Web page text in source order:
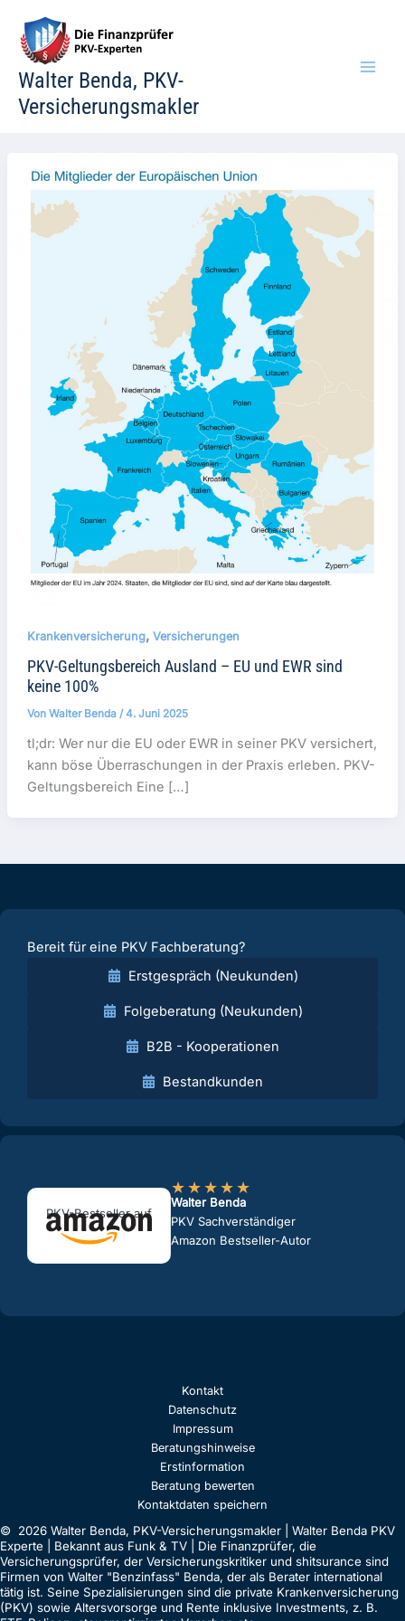
Inhalt
springen
Walter Benda, PKV-
Versicherungsmakler
Krankenversicherung, Versicherungen
PKV-Geltungsbereich Ausland – EU und EWR sind
keine 100%
Von Walter Benda /4. Juni 2025
tl;dr: Wer nur die EU oder EWR in seiner PKV versichert,
kann böse Überraschungen in der Praxis erleben. PKV-
Geltungsbereich Eine […]
Bereit für eine PKV Fachberatung?
Erstgespräch (Neukunden)
Folgeberatung (Neukunden)
B2B - Kooperationen
Bestandkunden
PKV-Bestseller auf
★★★★★
Walter Benda
PKV Sachverständiger
Amazon Bestseller-Autor
Kontakt
Datenschutz
Impressum
Beratungshinweise
Erstinformation
Beratung bewerten
Kontaktdaten speichern
© 2026 Walter Benda, PKV-Versicherungsmakler | Walter Benda PKV
Experte | Bekannt aus Funk & TV | Die Finanzprüfer, die
Versicherungsprüfer, der Versicherungskritiker und shitsurance sind
Firmen von Walter "Benzinfass" Benda, der als Berater international
tätig ist. Seine Spezialisierungen sind die private Krankenversicherung
(PKV) sowie Altersvorsorge und Rente inklusive Investments, z. B.